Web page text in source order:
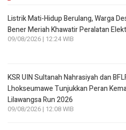
Listrik Mati-Hidup Berulang, Warga
Bener Meriah Khawatir Peralatan
09/08/2026 | 12:24 WIB
KSR UIN Sultanah Nahrasiyah dan
Lhokseumawe Tunjukkan Peran
Lilawangsa Run 2026
09/08/2026 | 12:08 WIB